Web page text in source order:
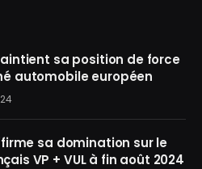
sa position de force
automobile européen
sa domination sur le
VP + VUL à fin août 2024